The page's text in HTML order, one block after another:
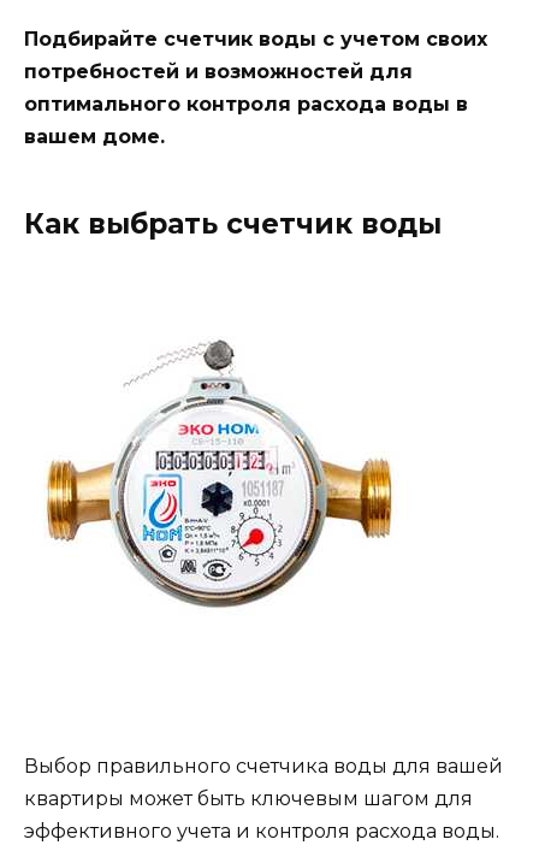
Подбирайте счетчик воды с учетом своих
потребностей и возможностей для
оптимального контроля расхода воды в
вашем доме.
Как выбрать счетчик воды
Выбор правильного счетчика воды для вашей
квартиры может быть ключевым шагом для
эффективного учета и контроля расхода воды.